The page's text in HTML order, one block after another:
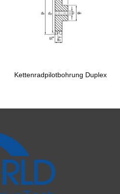
Kettenradpilotbohrung Duplex